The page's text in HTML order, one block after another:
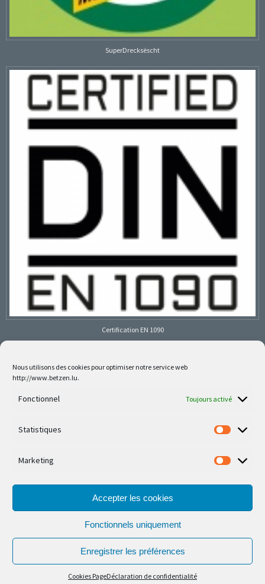
Nous utilisons des cookies pour optimiser notre service web
http://www.betzen.lu.
Fonctionnel Toujours activé
Statistiques
Marketing
Accepter les cookies
Fonctionnels uniquement
Enregistrer les préférences
Cookies PageDéclaration de confidentialité
SuperDrecksëscht
Certification EN 1090
Follow us on social media
© Ferronnerie d'Art Nico Betzen 2026.